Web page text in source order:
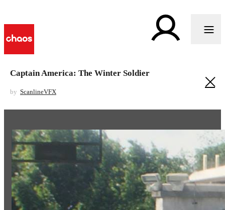
Captain America: The Winter Soldier
by ScanlineVFX